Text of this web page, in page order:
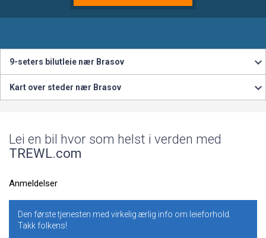
9-seters bilutleie nær Brasov
Kart over steder nær Brasov
Lei en bil hvor som helst i verden med
TREWL.com
Anmeldelser
Den første tjenesten med virkelig ærlig info om leieforhold.
Takk folkens!